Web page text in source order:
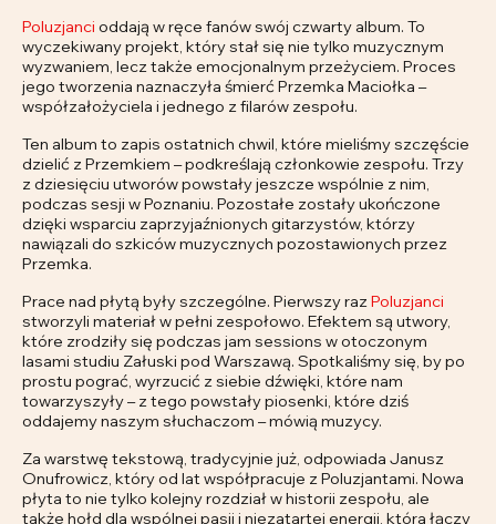
Poluzjanci oddają w ręce fanów swój czwarty album. To
wyczekiwany projekt, który stał się nie tylko muzycznym
wyzwaniem, lecz także emocjonalnym przeżyciem. Proces
jego tworzenia naznaczyła śmierć Przemka Maciołka –
współzałożyciela i jednego z filarów zespołu.
Ten album to zapis ostatnich chwil, które mieliśmy szczęście
dzielić z Przemkiem – podkreślają członkowie zespołu. Trzy
z dziesięciu utworów powstały jeszcze wspólnie z nim,
podczas sesji w Poznaniu. Pozostałe zostały ukończone
dzięki wsparciu zaprzyjaźnionych gitarzystów, którzy
nawiązali do szkiców muzycznych pozostawionych przez
Przemka.
Prace nad płytą były szczególne. Pierwszy raz Poluzjanci
stworzyli materiał w pełni zespołowo. Efektem są utwory,
które zrodziły się podczas jam sessions w otoczonym
lasami studiu Załuski pod Warszawą. Spotkaliśmy się, by po
prostu pograć, wyrzucić z siebie dźwięki, które nam
towarzyszyły – z tego powstały piosenki, które dziś
oddajemy naszym słuchaczom – mówią muzycy.
Za warstwę tekstową, tradycyjnie już, odpowiada Janusz
Onufrowicz, który od lat współpracuje z Poluzjantami. Nowa
płyta to nie tylko kolejny rozdział w historii zespołu, ale
także hołd dla wspólnej pasji i niezatartej energii, która łączy